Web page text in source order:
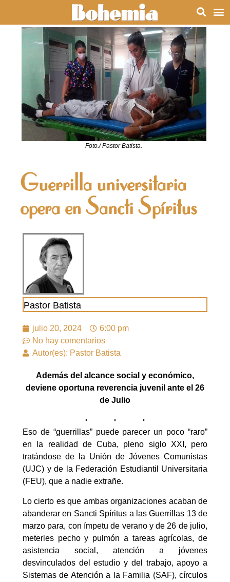
Foto./ Pastor Batista.
Guerrilla universitaria
opera en Sancti Spíritus
Pastor Batista
julio 20, 2024
6:00 pm
No hay comentarios
Autor(es): Pastor Batista
Además del alcance social y económico,
deviene oportuna reverencia juvenil ante el 26
de Julio
Eso de “guerrillas” puede parecer un poco “raro”
en la realidad de Cuba, pleno siglo XXI, pero
tratándose de la Unión de Jóvenes Comunistas
(UJC) y de la Federación Estudiantil Universitaria
(FEU), que a nadie extrañe.
Lo cierto es que ambas organizaciones acaban de
abanderar en Sancti Spíritus a las Guerrillas 13 de
marzo para, con ímpetu de verano y de 26 de julio,
meterles pecho y pulmón a tareas agrícolas, de
asistencia social, atención a jóvenes
desvinculados del estudio y del trabajo, apoyo a
Sistemas de Atención a la Familia (SAF), círculos